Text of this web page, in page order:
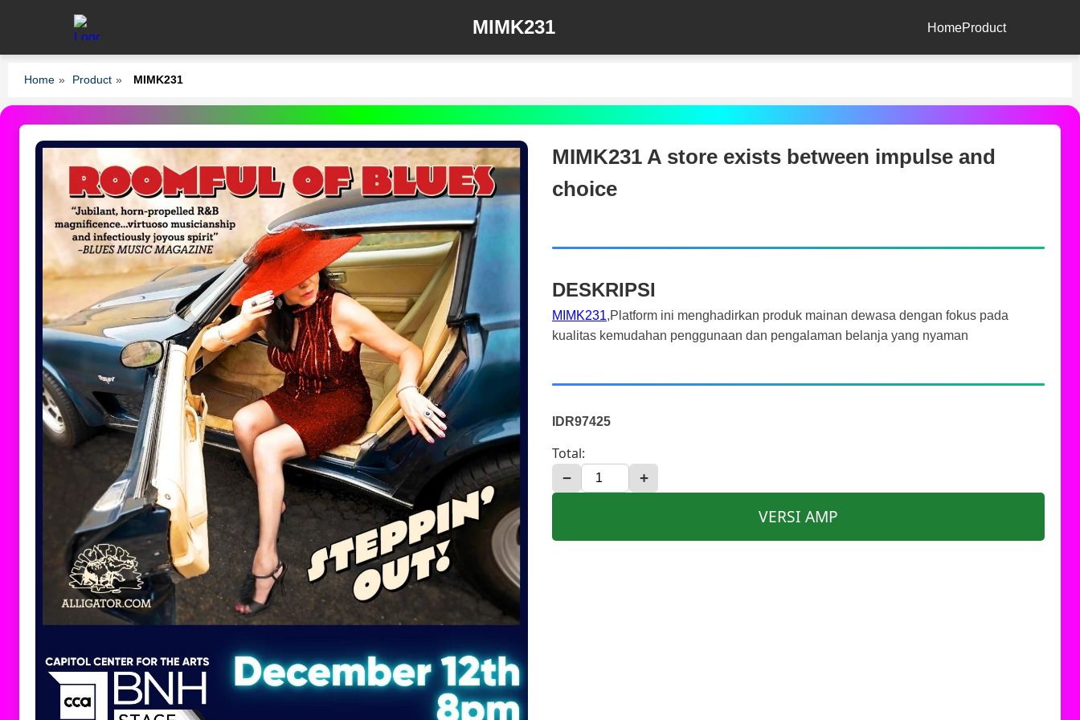
MIMK231 HomeProduct
Home » Product » MIMK231
MIMK231 A store exists between impulse and
choice
DESKRIPSI
MIMK231,Platform ini menghadirkan produk mainan dewasa dengan fokus pada
kualitas kemudahan penggunaan dan pengalaman belanja yang nyaman
IDR97425
Total:
− +
VERSI AMP